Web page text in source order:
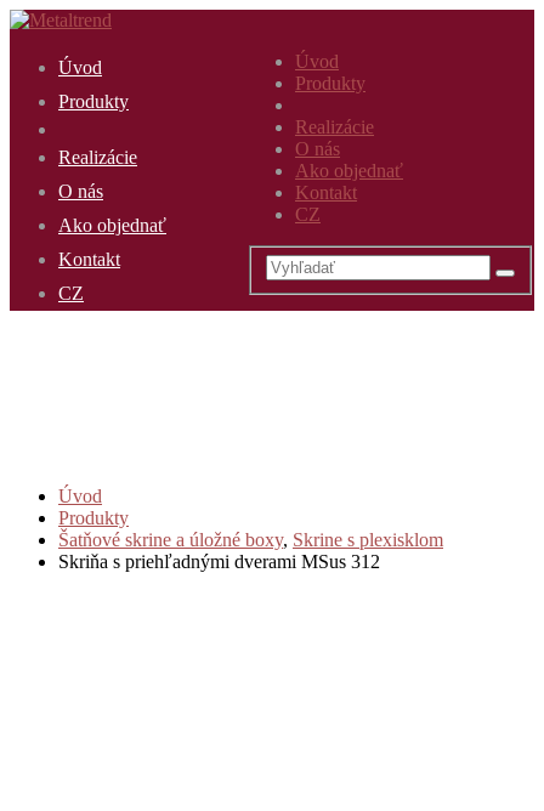
Úvod
Produkty
Realizácie
O nás
Ako objednať
Kontakt
CZ
Úvod
Produkty
Realizácie
O nás
Ako objednať
Kontakt
CZ
Úvod
Produkty
Šatňové skrine a úložné boxy, Skrine s plexisklom
Skriňa s priehľadnými dverami MSus 312